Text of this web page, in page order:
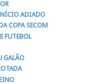
INÍCIO ADIADO
COPA SECOM
FUTEBOL
GALÃO